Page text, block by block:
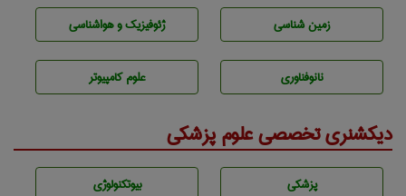
زمين شناسی ژئوفيزيك و هواشناسی
نانوفناوری علوم کامپیوتر
دیکشنری تخصصی علوم پزشکی
پزشكی بيوتكنولوژی